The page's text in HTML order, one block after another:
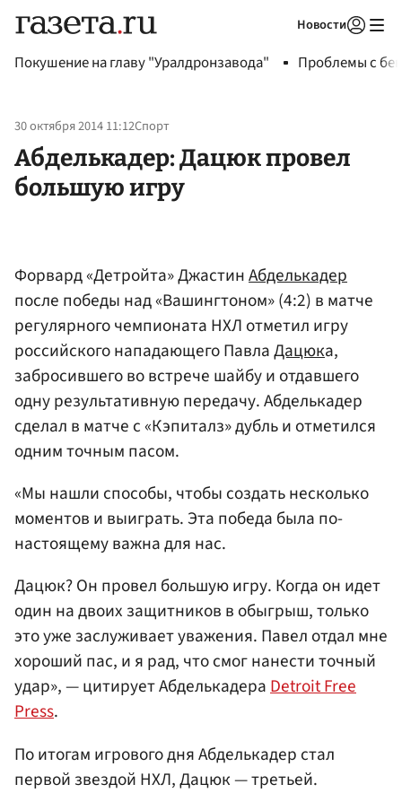
Новости
Покушение на главу "Уралдронзавода" Проблемы с
30 октября 2014 11:12Спорт
Абделькадер: Дацюк провел
большую игру
Форвард «Детройта» ДжастинАбделькадер
после победы над «Вашингтоном» (4:2) в матче
регулярного чемпионата НХЛ отметил игру
российского нападающего ПавлаДацюка,
забросившего во встрече шайбу и отдавшего
одну результативную передачу. Абделькадер
сделал в матче с «Кэпиталз» дубль и отметился
одним точным пасом.
«Мы нашли способы, чтобы создать несколько
моментов и выиграть. Эта победа была по-
настоящему важна для нас.
Дацюк? Он провел большую игру. Когда он идет
один на двоих защитников в обыгрыш, только
это уже заслуживает уважения. Павел отдал мне
хороший пас, и я рад, что смог нанести точный
удар», — цитирует АбделькадераDetroit Free
Press.
По итогам игрового дня Абделькадер стал
первой звездой НХЛ, Дацюк — третьей.